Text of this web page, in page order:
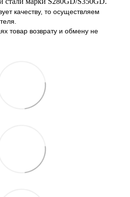
качеству, то осуществляем
товар возврату и обмену не